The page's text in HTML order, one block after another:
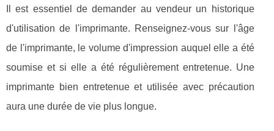
Il est essentiel de demander au vendeur un historique
d'utilisation de l'imprimante. Renseignez-vous sur l'âge
de l'imprimante, le volume d'impression auquel elle a été
soumise et si elle a été régulièrement entretenue. Une
imprimante bien entretenue et utilisée avec précaution
aura une durée de vie plus longue.